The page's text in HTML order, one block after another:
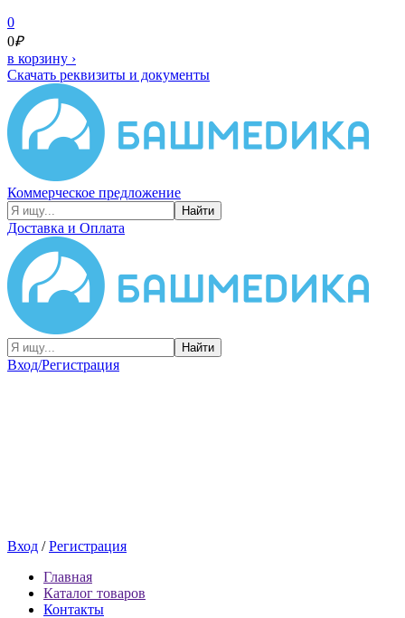
0
0₽
в корзину ›
Скачать реквизиты и документы
Коммерческое предложение
Найти
Доставка и Оплата
Найти
Вход/Регистрация
Вход /Регистрация
Главная
Каталог товаров
Контакты